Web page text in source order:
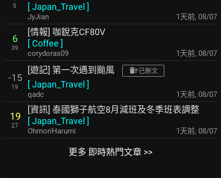
5
[Japan_Travel ]
JyJian 1天前, 08/07
6
39
[情報] 咖銳克CF80V
[ Coffee ]
corydoras09 1天前, 08/07
-15
19
[遊記] 第一次遇到颱風 已刪文
[Japan_Travel ]
qadc 1天前, 08/07
19
27
[資訊] 泰國獅子航空8月減班及冬季班表調整
[Japan_Travel ]
OhmoriHarumi 1天前, 08/07
更多 即時熱門文章 >>